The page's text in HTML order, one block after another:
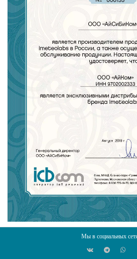
Мы в социальных